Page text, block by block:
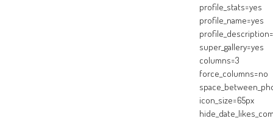
profile_stats=yes
profile_name=yes
super_gallery=yes
columns=3
force_columns=no
icon_size=65px